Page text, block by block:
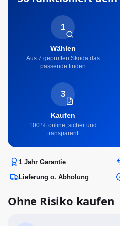
1
Wählen
Aus 7 geprüften Skoda das
passende finden
3
Kaufen
100 % online, sicher und
transparent
1 Jahr Garantie
Lieferung o. Abholung
Ohne Risiko kaufen